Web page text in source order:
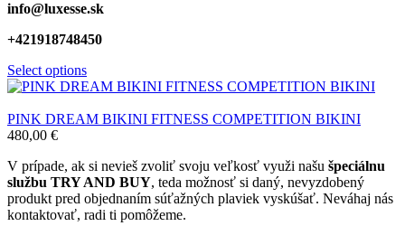
info@luxesse.sk
+421918748450
Select options
PINK DREAM BIKINI FITNESS COMPETITION BIKINI
480,00 €
V prípade, ak si nevieš zvoliť svoju veľkosť využi našu špeciálnu
službu TRY AND BUY, teda možnosť si daný, nevyzdobený
produkt pred objednaním súťažných plaviek vyskúšať. Neváhaj nás
kontaktovať, radi ti pomôžeme.